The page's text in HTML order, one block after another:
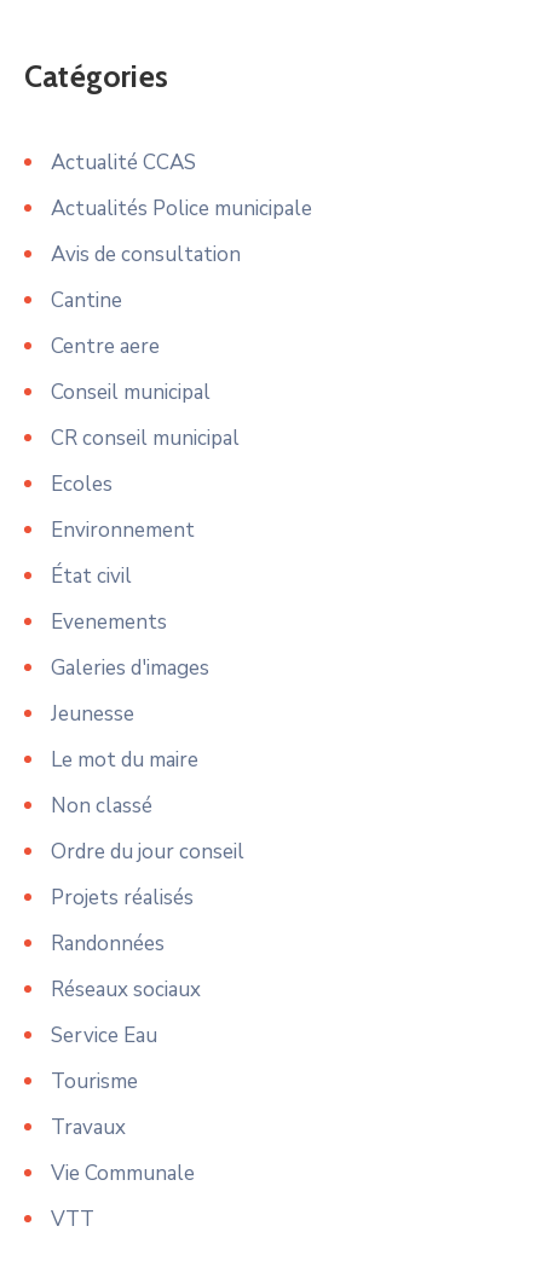
Catégories
Actualité CCAS
Actualités Police municipale
Avis de consultation
Cantine
Centre aere
Conseil municipal
CR conseil municipal
Ecoles
Environnement
État civil
Evenements
Galeries d'images
Jeunesse
Le mot du maire
Non classé
Ordre du jour conseil
Projets réalisés
Randonnées
Réseaux sociaux
Service Eau
Tourisme
Travaux
Vie Communale
VTT